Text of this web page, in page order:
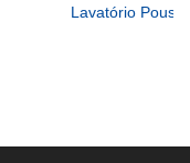
Lavatório